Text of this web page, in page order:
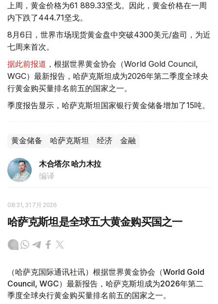
上周，黄金价格为61 889.33坚戈。因此，黄金价格在一周
内下跌了444.71坚戈。
8月6日，世界市场现货黄金盘中突破4300美元/盎司，为近
七周来首次。
据此前报道 ，根据世界黄金协会（World Gold Council,
WGC）最新报告，哈萨克斯坦成为2026年第二季度全球央
行黄金购买量排名前五的国家之一。
季度报告显示，哈萨克斯坦国家银行黄金储备增加了15吨。
黄金储备 哈萨克斯坦 经济 金融
木合塔尔 哈力木拉
编译
08:31, 31 7月 2026
哈萨克斯坦是全球五大黄金购买国之一
（哈萨克国际通讯社讯）根据世界黄金协会（World Gold
Council, WGC）最新报告，哈萨克斯坦成为2026年第二
季度全球央行黄金购买量排名前五的国家之一。